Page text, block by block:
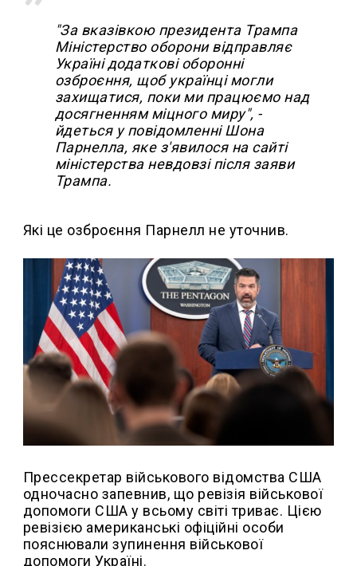
"За вказівкою президента Трампа
Міністерство оборони відправляє
Україні додаткові оборонні
озброєння, щоб українці могли
захищатися, поки ми працюємо над
досягненням міцного миру", -
йдеться у повідомленні Шона
Парнелла, яке з'явилося на сайті
міністерства невдовзі після заяви
Трампа.
Які це озброєння Парнелл не уточнив.
Прессекретар військового відомства США
одночасно запевнив, що ревізія військової
допомоги США у всьому світі триває. Цією
ревізією американські офіційні особи
пояснювали зупинення військової
допомоги Україні.